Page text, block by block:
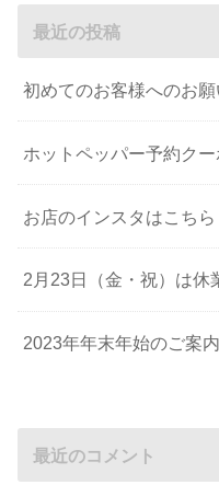
最近の投稿
初めてのお客様へのお願
ホットペッパー予約ク
お店のインスタはこちら
2月23日（金・祝）は休
2023年年末年始のご案内
最近のコメント